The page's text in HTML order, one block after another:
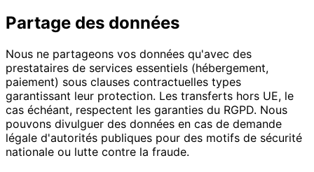
Partage des données
Nous ne partageons vos données qu'avec des
prestataires de services essentiels (hébergement,
paiement) sous clauses contractuelles types
garantissant leur protection. Les transferts hors UE, le
cas échéant, respectent les garanties du RGPD. Nous
pouvons divulguer des données en cas de demande
légale d'autorités publiques pour des motifs de sécurité
nationale ou lutte contre la fraude.